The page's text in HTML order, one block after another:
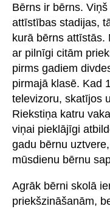
Bērns ir bērns.
attīstības stadijas,
kurā bērns attīstās.
ar pilnīgi citām
pirms gadiem
pirmajā klasē. Kad
televizoru, skatījos
Riekstiņa katru
viņai pieklājīgi
gadu bērnu
mūsdienu bērnu
Agrāk bērni skolā
priekšzināšanām,